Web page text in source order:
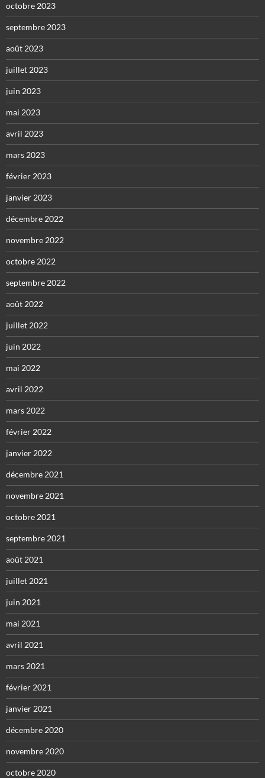
octobre 2023
septembre 2023
août 2023
juillet 2023
juin 2023
mai 2023
avril 2023
mars 2023
février 2023
janvier 2023
décembre 2022
novembre 2022
octobre 2022
septembre 2022
août 2022
juillet 2022
juin 2022
mai 2022
avril 2022
mars 2022
février 2022
janvier 2022
décembre 2021
novembre 2021
octobre 2021
septembre 2021
août 2021
juillet 2021
juin 2021
mai 2021
avril 2021
mars 2021
février 2021
janvier 2021
décembre 2020
novembre 2020
octobre 2020